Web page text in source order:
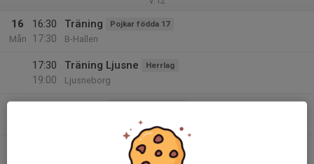
16
Mån
16:30
17:30
Träning Pojkar födda 17
B-Hallen
17:30
19:00
Träning Ljusne Herrlag
Ljusneborg
Norrtullsskolans Gymnastiksal
Pojkar födda 09/10 (P16-P15)